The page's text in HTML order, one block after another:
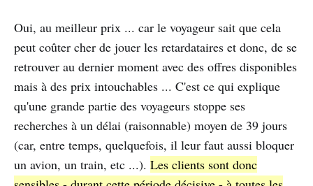
Oui, au meilleur prix ... car le voyageur sait que cela
peut coûter cher de jouer les retardataires et donc, de se
retrouver au dernier moment avec des offres disponibles
mais à des prix intouchables ... C'est ce qui explique
qu'une grande partie des voyageurs stoppe ses
recherches à un délai (raisonnable) moyen de 39 jours
(car, entre temps, quelquefois, il leur faut aussi bloquer
un avion, un train, etc ...). Les clients sont donc